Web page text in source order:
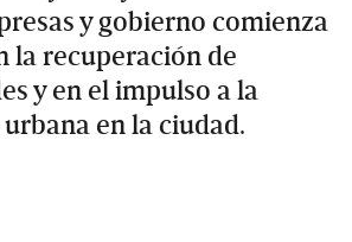
y gobierno comienza
la recuperación de
y en el impulso a la
en la ciudad.